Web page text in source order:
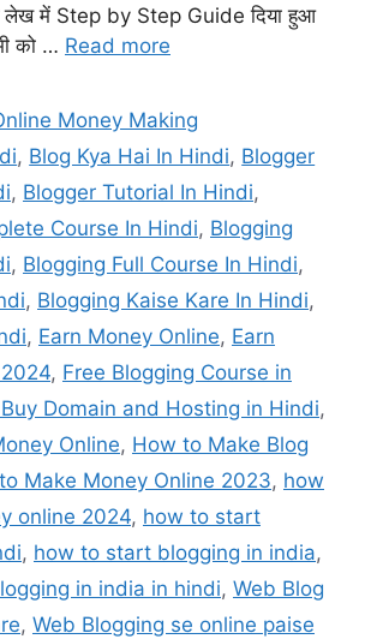
में Step by Step Guide दिया हुआ
को … Read more
Money Making
, Blog Kya Hai In Hindi, Blogger
, Blogger Tutorial In Hindi,
Course In Hindi, Blogging
, Blogging Full Course In Hindi,
, Blogging Kaise Kare In Hindi,
, Earn Money Online, Earn
, Free Blogging Course in
Domain and Hosting in Hindi,
Online, How to Make Blog
Make Money Online 2023, how
online 2024, how to start
, how to start blogging in india,
in india in hindi, Web Blog
, Web Blogging se online paise